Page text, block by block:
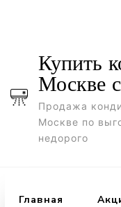
Купить
Москве
Продажа
Москве по
недорого
Главная